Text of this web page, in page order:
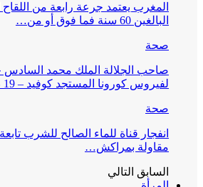
المغرب يعتمد جرعة رابعة من اللقاح
البالغين 60 سنة فما فوق أو من…
صحة
صاحب الجلالة الملك محمد
لفيروس كورونا المستجد كوفيد – 19 ، بدون…
صحة
انفجار قناة للماء الصالح للشرب
مقاولة بمراكش…
السابق التالي